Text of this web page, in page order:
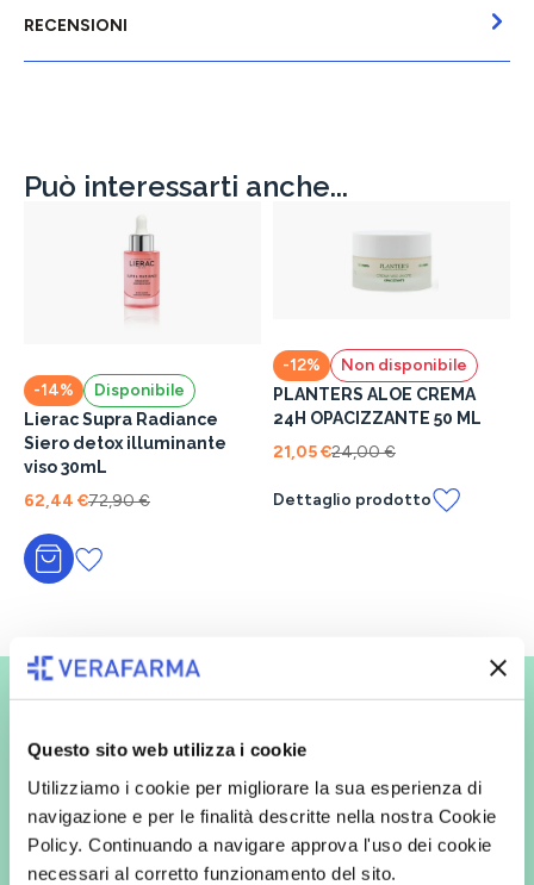
Questo sito web utilizza i cookie
Utilizziamo i cookie per migliorare la sua esperienza di
navigazione e per le finalità descritte nella nostra Cookie
Policy. Continuando a navigare approva l'uso dei cookie
necessari al corretto funzionamento del sito.
RECENSIONI
Può interessarti anche...
-14% Disponibile
Lierac Supra Radiance
Siero detox illuminante
viso 30mL
62,44 €72,90 €
Aggiungi al carrello
-12% Non disponibile
PLANTERS ALOE CREMA
24H OPACIZZANTE 50 ML
21,05 €24,00 €
Dettaglio prodotto
Vuoi ricevere le offerte prima
degli altri?
Iscriviti alla newsletter